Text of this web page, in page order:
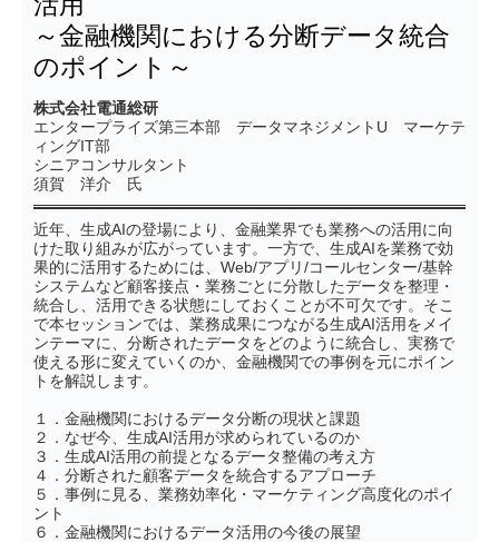
～金融機関における分断データ統合
のポイント～
株式会社電通総研
エンタープライズ第三本部 データマネジメントU マーケテ
ィングIT部
シニアコンサルタント
須賀 洋介 氏
近年、生成AIの登場により、金融業界でも業務への活用に向
けた取り組みが広がっています。一方で、生成AIを業務で効
果的に活用するためには、Web/アプリ/コールセンター/基幹
システムなど顧客接点・業務ごとに分散したデータを整理・
統合し、活用できる状態にしておくことが不可欠です。そこ
で本セッションでは、業務成果につながる生成AI活用をメイ
ンテーマに、分断されたデータをどのように統合し、実務で
使える形に変えていくのか、金融機関での事例を元にポイン
トを解説します。
１．金融機関におけるデータ分断の現状と課題
２．なぜ今、生成AI活用が求められているのか
３．生成AI活用の前提となるデータ整備の考え方
４．分断された顧客データを統合するアプローチ
５．事例に見る、業務効率化・マーケティング高度化のポイ
ント
６．金融機関におけるデータ活用の今後の展望